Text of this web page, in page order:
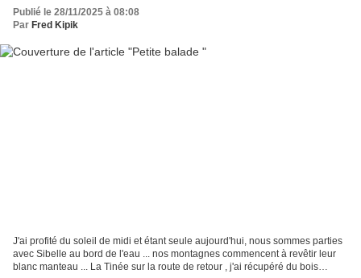
Publié le 28/11/2025 à 08:08
Par Fred Kipik
J'ai profité du soleil de midi et étant seule aujourd'hui, nous sommes parties
avec Sibelle au bord de l'eau ... nos montagnes commencent à revêtir leur
blanc manteau ... La Tinée sur la route de retour , j'ai récupéré du bois